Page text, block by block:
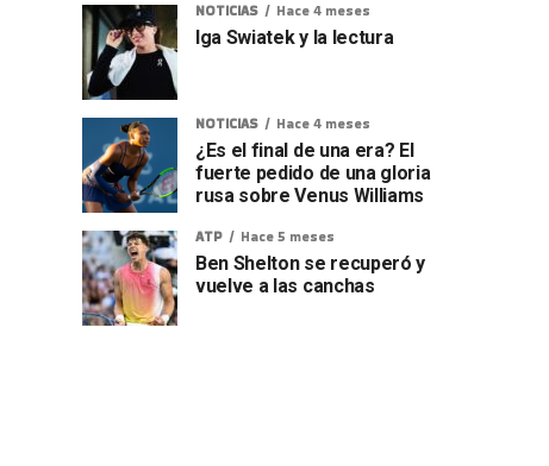
NOTICIAS Hace 4 meses
Iga Swiatek y la lectura
NOTICIAS Hace 4 meses
¿Es el final de una era? El
fuerte pedido de una gloria
rusa sobre Venus Williams
ATP Hace 5 meses
Ben Shelton se recuperó y
vuelve a las canchas